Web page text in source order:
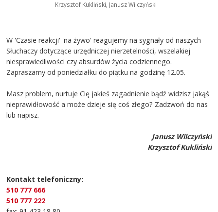
Krzysztof Kukliński, Janusz Wilczyński
W 'Czasie reakcji' 'na żywo' reagujemy na sygnały od naszych
Słuchaczy dotyczące urzędniczej nierzetelności, wszelakiej
niesprawiedliwości czy absurdów życia codziennego.
Zapraszamy od poniedziałku do piątku na godzinę 12.05.
Masz problem, nurtuje Cię jakieś zagadnienie bądź widzisz jakąś
nieprawidłowość a może dzieje się coś złego? Zadzwoń do nas
lub napisz.
Janusz Wilczyński
Krzysztof Kukliński
Kontakt telefoniczny:
510 777 666
510 777 222